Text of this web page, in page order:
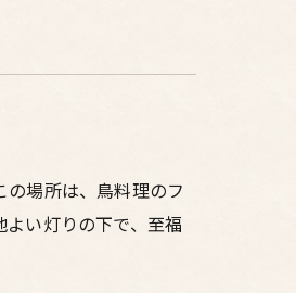
場所は、鳥料理のフ
い灯りの下で、至福